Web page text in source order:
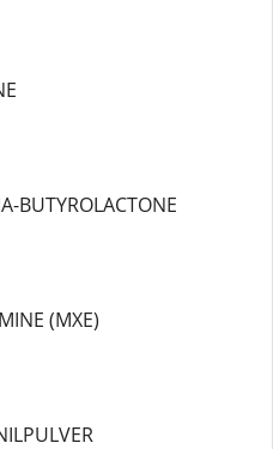
BUTYROLACTONE
(MXE)